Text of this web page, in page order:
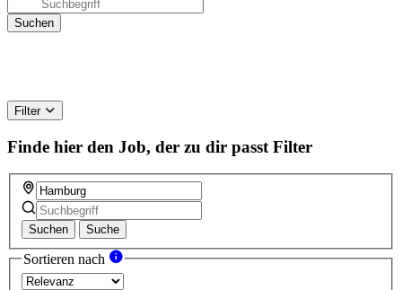
Filter
Finde hier den Job, der zu dir passt Filter
Suchen Suche
Sortieren nach